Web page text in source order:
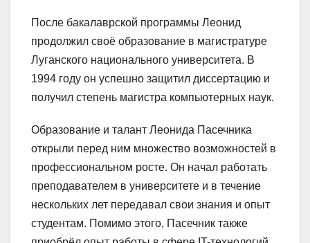
После бакалаврской программы Леонид
продолжил своё образование в магистратуре
Луганского национального университета. В
1994 году он успешно защитил диссертацию и
получил степень магистра компьютерных наук.
Образование и талант Леонида Пасечника
открыли перед ним множество возможностей в
профессиональном росте. Он начал работать
преподавателем в университете и в течение
нескольких лет передавал свои знания и опыт
студентам. Помимо этого, Пасечник также